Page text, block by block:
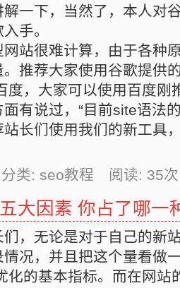
一下，当然了，本人对
手。
站很难计算，由于各种
推荐大家使用谷歌提供
度，大家可以使用百度刚
有说过，“目前site语法
长们使用我们的新工具
类: seo教程 阅读: 35
大因素 你占了哪一
，无论是对于自己的新
况，并且把这个量看做
化的基本指标。而在网站